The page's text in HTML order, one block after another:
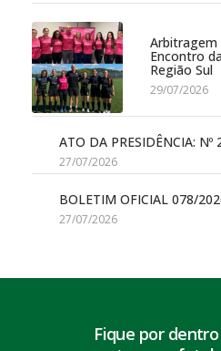
Arbitragem
Encontro
Região Sul
29/07/2026
ATO DA PRESIDÊNCIA: Nº
27/07/2026
BOLETIM OFICIAL 078/
27/07/2026
Fique por